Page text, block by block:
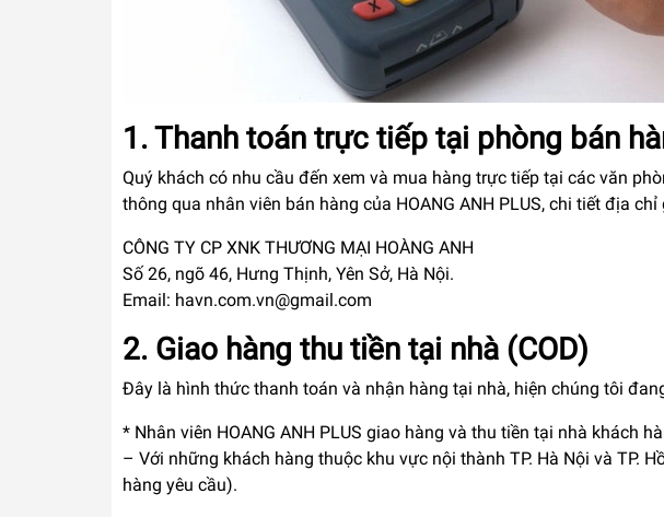
1. Thanh toán trực tiếp tại phòng bán
Quý khách có nhu cầu đến xem và mua hàng trực tiếp tại các văn
thông qua nhân viên bán hàng của HOANG ANH PLUS, chi tiết địa
CÔNG TY CP XNK THƯƠNG MẠI HOÀNG ANH
Số 26, ngõ 46, Hưng Thịnh, Yên Sở, Hà Nội.
Email: havn.com.vn@gmail.com
2. Giao hàng thu tiền tại nhà (COD)
Đây là hình thức thanh toán và nhận hàng tại nhà, hiện chúng tôi
* Nhân viên HOANG ANH PLUS giao hàng và thu tiền tại nhà khách
– Với những khách hàng thuộc khu vực nội thành TP. Hà Nội và TP.
hàng yêu cầu).